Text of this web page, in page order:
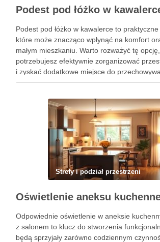
Podest pod łóżko w kawalerce to praktyczne
które może znacząco wpłynąć na komfort
małym mieszkaniu. Warto rozważyć tę
potrzebujesz efektywnie zorganizować
i zyskać dodatkowe miejsce do
tylko wydzielają strefy, ale także mogą być
Strefy i podział przestrzeni
Odpowiednie oświetlenie w aneksie
z salonem to klucz do stworzenia
będą sprzyjały zarówno codziennym